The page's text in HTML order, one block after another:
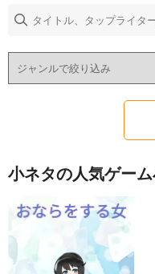
小ネタの人気ゲー